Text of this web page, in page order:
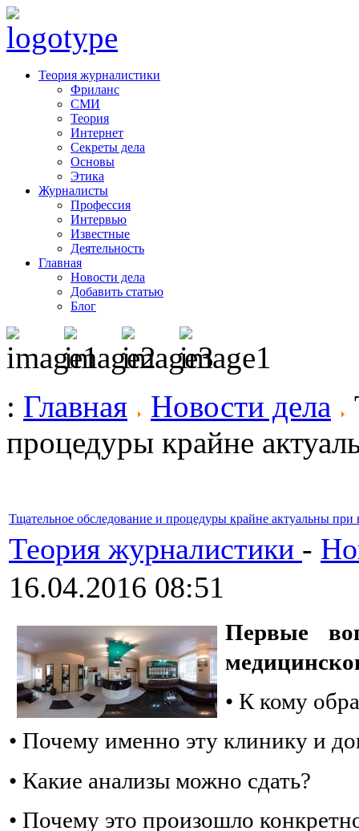
Теория журналистики
Фриланс
СМИ
Теория
Интернет
Секреты дела
Основы
Этика
Журналисты
Профессия
Интервью
Известные
Деятельность
Главная
Новости дела
Добавить статью
Блог
: Главная Новости дела
процедуры крайне
Тщательное обследование и процедуры крайне актуальны при
Теория журналистики -
16.04.2016 08:51
Первые
• К кому
• Почему именно эту клинику и
• Какие анализы можно сдать?
• Почему это произошло